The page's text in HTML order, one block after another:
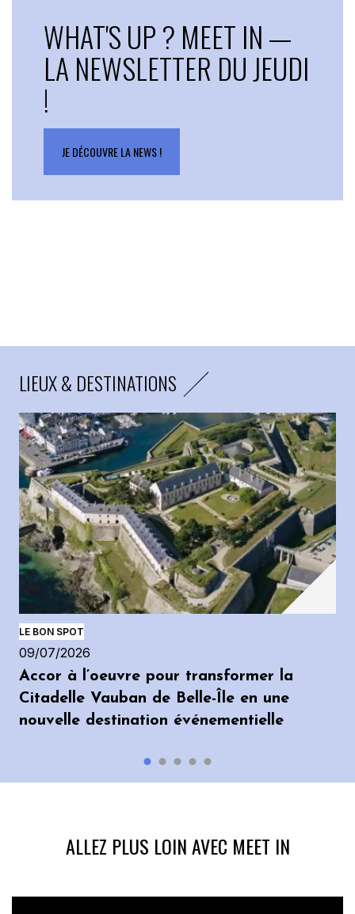
WHAT'S UP ? MEET IN —
LA NEWSLETTER DU JEUDI
!
JE DÉCOUVRE LA NEWS !
LIEUX & DESTINATIONS
LE BON SPOT
09/07/2026
Accor à l’oeuvre pour transformer la
Citadelle Vauban de Belle-Île en une
nouvelle destination événementielle
ALLEZ PLUS LOIN AVEC MEET IN